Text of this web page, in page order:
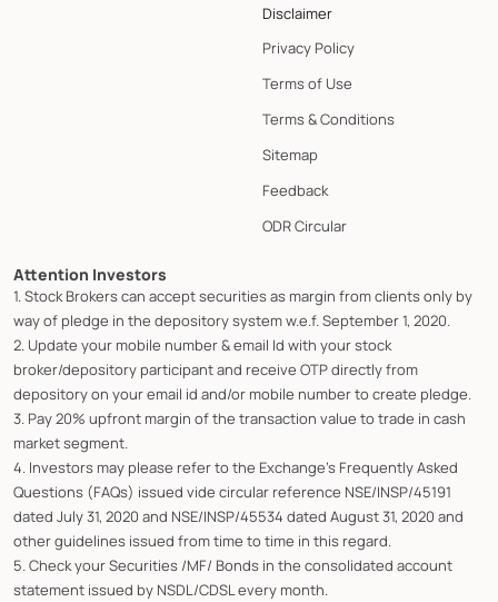
Disclaimer
Privacy Policy
Terms of Use
Terms & Conditions
Sitemap
Feedback
ODR Circular
Attention Investors
1. Stock Brokers can accept securities as margin from clients only by
way of pledge in the depository system w.e.f. September 1, 2020.
2. Update your mobile number & email Id with your stock
broker/depository participant and receive OTP directly from
depository on your email id and/or mobile number to create pledge.
3. Pay 20% upfront margin of the transaction value to trade in cash
market segment.
4. Investors may please refer to the Exchange's Frequently Asked
Questions (FAQs) issued vide circular reference NSE/INSP/45191
dated July 31, 2020 and NSE/INSP/45534 dated August 31, 2020 and
other guidelines issued from time to time in this regard.
5. Check your Securities /MF/ Bonds in the consolidated account
statement issued by NSDL/CDSL every month.